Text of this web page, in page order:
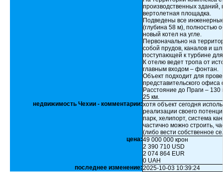
производственных
вертолетная площадка.
Подведены все
(глубина 58 м), полностью
новый котел на угле.
Первоначально на
собой прудов, каналов и
поступающей к турбине
К отелю ведет тропа от
главным входом – фонтан.
Объект подходит для
представительского
Расстояние до Праги – 130
25 км.
недвижимость Чехии - комментарии:хотя объект сегодня
реализации своего
парк, хелипорт, система
частично можно строить,
(либо вести собственное
цена:49 000 000 крон
2 390 710 USD
2 074 864 EUR
0 UAH
последнее изменение:2025-10-03 10:39:24